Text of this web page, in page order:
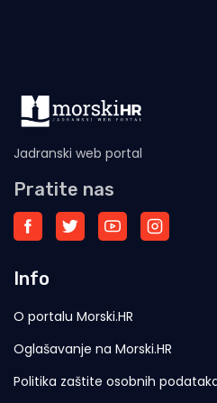
Jadranski web portal
Pratite nas
Info
O portalu Morski.HR
Oglašavanje na Morski.HR
Politika zaštite osobnih